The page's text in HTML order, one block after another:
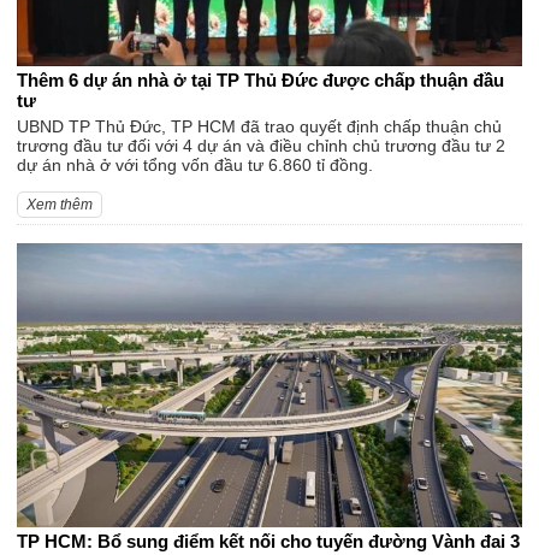
Thêm 6 dự án nhà ở tại TP Thủ Đức được chấp thuận đầu
tư
UBND TP Thủ Đức, TP HCM đã trao quyết định chấp thuận chủ
trương đầu tư đối với 4 dự án và điều chỉnh chủ trương đầu tư 2
dự án nhà ở với tổng vốn đầu tư 6.860 tỉ đồng.
Xem thêm
TP HCM: Bổ sung điểm kết nối cho tuyến đường Vành đai 3